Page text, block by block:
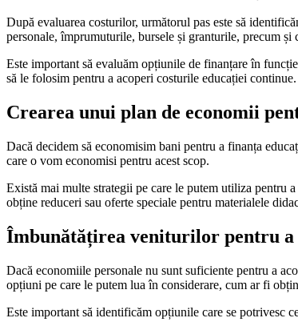
După evaluarea costurilor, următorul pas este să
personale, împrumuturile, bursele și granturile, precum
Este important să evaluăm opțiunile de finanțare în
să le folosim pentru a acoperi costurile educației
Crearea unui plan de economii
Dacă decidem să economisim bani pentru a finanța
care o vom economisi pentru acest scop.
Există mai multe strategii pe care le putem utiliza pentru
obține reduceri sau oferte speciale pentru materialele
Îmbunătățirea veniturilor pentru a
Dacă economiile personale nu sunt suficiente pentru a
opțiuni pe care le putem lua în considerare, cum ar fi
Este important să identificăm opțiunile care se potrivesc